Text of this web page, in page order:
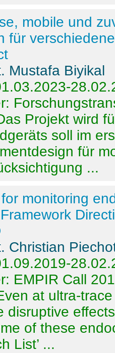
mobile und
für
Mustafa Biyikal
Projekt wird
soll im
für
...
monitoring
Christian
EMPIR Call
at ultra-
disruptive
of these
List’ ...